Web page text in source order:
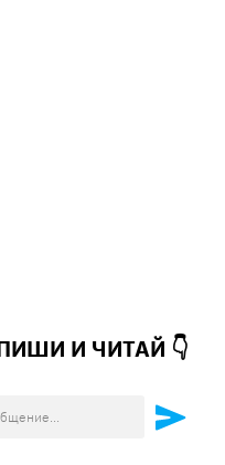
И ЧИТАЙ 👇